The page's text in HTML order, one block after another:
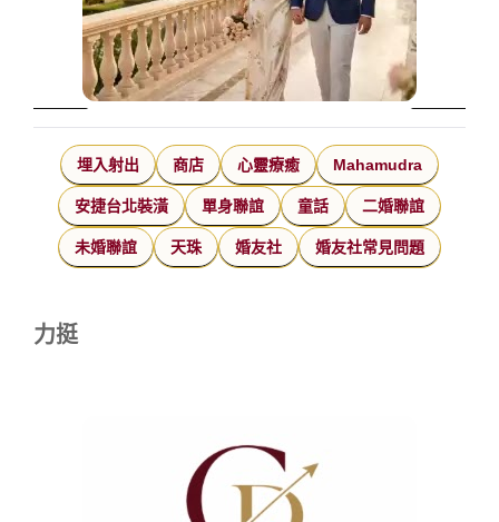
埋入射出 商店 心靈療癒 Mahamudra
安捷台北裝潢 單身聯誼 童話 二婚聯誼
未婚聯誼 天珠 婚友社 婚友社常見問題
力挺